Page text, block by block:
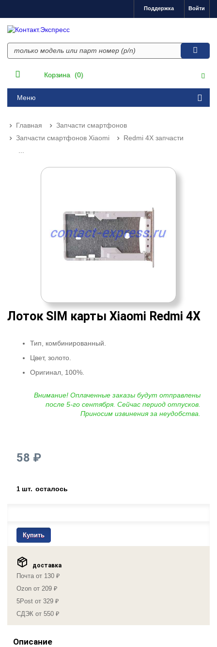
Войти
Поддержка
Корзина (0)
Меню
Главная
Запчасти смартфонов
Запчасти смартфонов Xiaomi
Redmi 4X запчасти
Лоток SIM карты Xiaomi Redmi 4X
Тип, комбинированный.
Цвет, золото.
Оригинал, 100%.
Внимание! Оплаченные заказы будут отправлены
после 5-го сентября. Сейчас период отпусков.
Приносим извинения за неудобства.
58 ₽
1 шт. осталось
Купить
доставка
Почта от 130 ₽
Ozon от 209 ₽
5Post от 329 ₽
СДЭК от 550 ₽
Описание